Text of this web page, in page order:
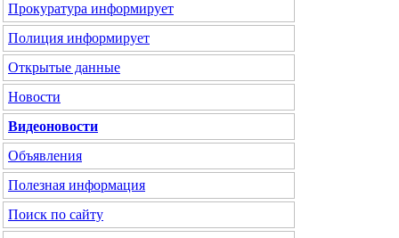
Прокуратура информирует
Полиция информирует
Открытые данные
Новости
Видеоновости
Объявления
Полезная информация
Поиск по сайту